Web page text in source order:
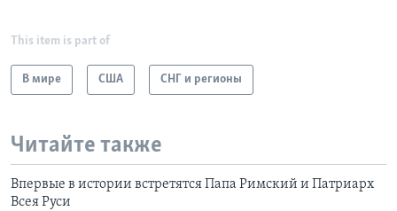
This item is part of
В мире США СНГ и регионы
Читайте также
Впервые в истории встретятся Папа Римский и Патриарх
Всея Руси